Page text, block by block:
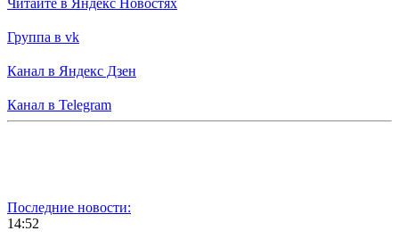
Группа в vk
Канал в Яндекс Дзен
Канал в Telegram
Последние новости:
14:52